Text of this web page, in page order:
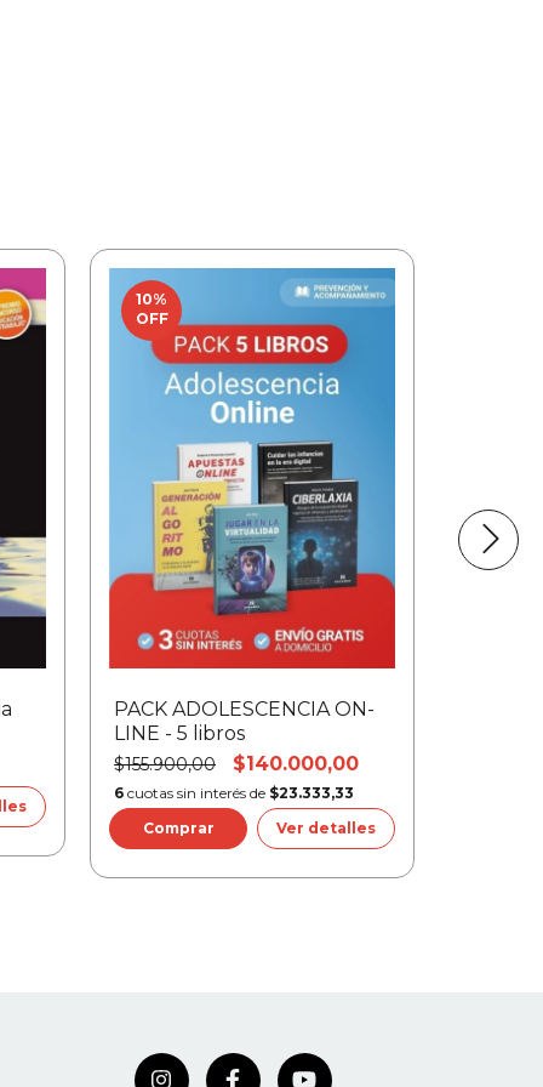
10%
OFF
PACK ADOLESCENCIA ON-
LINE - 5 libros
$155.900,00 $140.000,00
6 cuotas sin interés de $23.333,33
Ver detalles